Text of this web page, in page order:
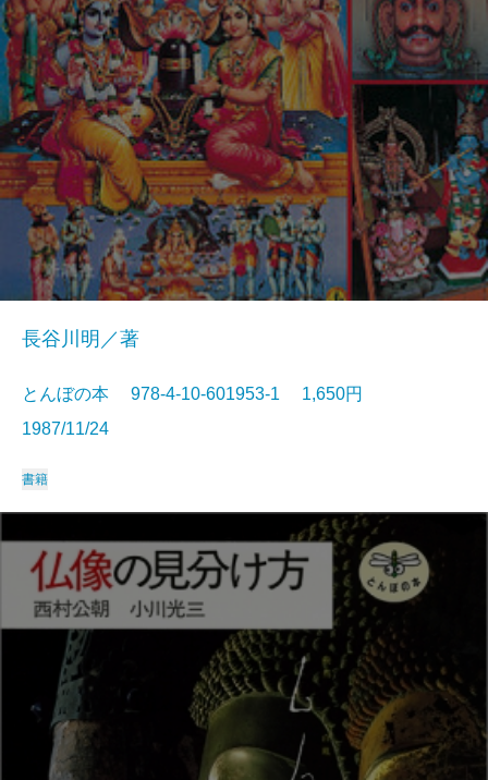
長谷川明／著
とんぼの本 978-4-10-601953-1 1,650円
1987/11/24
書籍